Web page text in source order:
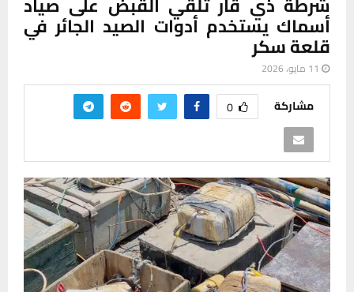
أسماك يستخدم أدوات الصيد الجائر في
قلعة سكر
11 مايو، 2026
مشاركة 0